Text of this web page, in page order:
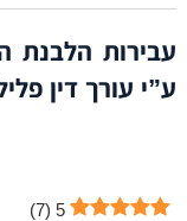
עבירות הלבנת
ע”י עורך דין
5
(
7
)